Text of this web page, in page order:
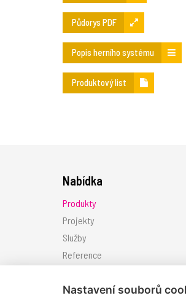
Půdorys PDF
Popis herního systému
Produktový list
Nabídka
Produkty
Projekty
Služby
Reference
Nastavení souborů